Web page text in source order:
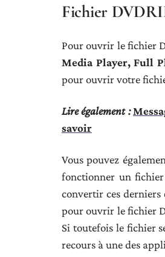
Fichier
Pour ouvrir le fichier
Media Player, Full
pour ouvrir votre
Lire également :
savoir
Vous pouvez
fonctionner un
convertir ces
pour ouvrir le fichier
Si toutefois le fichier
recours à une des